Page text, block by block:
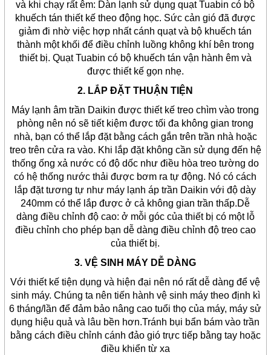
và khi chạy rất êm: Dàn lạnh sử dụng quạt Tuabin có bộ
khuếch tán thiết kế theo động học. Sức cản gió đã được
giảm đi nhờ việc hợp nhất cánh quạt và bộ khuếch tán
thành một khối để điều chỉnh luồng không khí bên trong
thiết bị. Quạt Tuabin có bộ khuếch tán vận hành êm và
được thiết kế gọn nhẹ.
2. LẮP ĐẶT THUẬN TIỆN
Máy lạnh âm trần Daikin được thiết kế treo chìm vào trong
phòng nên nó sẽ tiết kiệm được tối đa không gian trong
nhà, bạn có thể lắp đặt bằng cách gắn trên trần nhà hoặc
treo trên cửa ra vào. Khi lắp đặt không cần sử dụng đến hệ
thống ống xả nước có độ dốc như điều hòa treo tường do
có hệ thống nước thải được bơm ra tự động. Nó có cách
lắp đặt tương tự như máy lạnh áp trần Daikin với độ dày
240mm có thể lắp được ở cả không gian trần thấp.Dễ
dàng điều chỉnh độ cao: ở mỗi góc của thiết bị có một lỗ
điều chỉnh cho phép bạn dễ dàng điều chỉnh độ treo cao
của thiết bị.
3. VỆ SINH MÁY DỄ DÀNG
Với thiết kế tiện dụng và hiện đại nên nó rất dễ dàng để vệ
sinh máy. Chúng ta nên tiến hành vệ sinh máy theo định kì
6 tháng/lần để đảm bảo nâng cao tuổi thọ của máy, máy sử
dụng hiệu quả và lâu bền hơn.Tránh bụi bẩn bám vào trần
bằng cách điều chỉnh cánh đảo gió trực tiếp bằng tay hoặc
điều khiển từ xa